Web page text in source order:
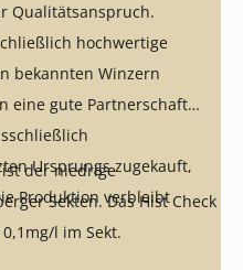
Qualitätsanspruch.
hochwertige
bekannten Winzern
eine gute Partnerschaft
Ursprungs zugekauft,
Produktion verbleibt
der niedrige
Sekten. Das Hist Check
l im Sekt.